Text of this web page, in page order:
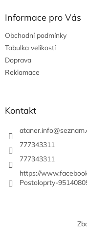
Informace pro Vás
Obchodní podmínky
Tabulka velikostí
Doprava
Reklamace
Kontakt
ataner.info@
777343311
777343311
https://
Postoloprty-